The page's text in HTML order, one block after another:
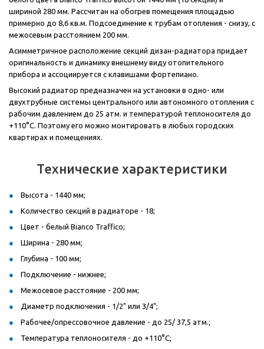
шириной 280 мм. Рассчитан на обогрев помещения площадью
примерно до 8,6 кв.м. Подсоединение к трубам отопления - снизу, с
межосевым расстоянием 200 мм.
Асимметричное расположение секций дизан-радиатора придает
оригинальность и динамику внешнему виду отопительного
прибора и ассоциируется с клавишами фортепиано.
Высокий радиатор предназначен на установки в одно- или
двухтрубные системы центрального или автономного отопления с
рабочим давлением до 25 атм. и температурой теплоносителя до
+110°C. Поэтому его можно монтировать в любых городских
квартирах и помещениях.
Технические характеристики
Высота - 1440 мм;
Количество секций в радиаторе - 18;
Цвет - белый Bianco Traffico;
Ширина - 280 мм;
Глубина - 100 мм;
Подключение - нижнее;
Межосевое расстояние - 200 мм;
Диаметр подключения - 1/2" или 3/4";
Рабочее/опрессовочное давление - до 25/ 37,5 атм.;
Температура теплоносителя - до +110°C;